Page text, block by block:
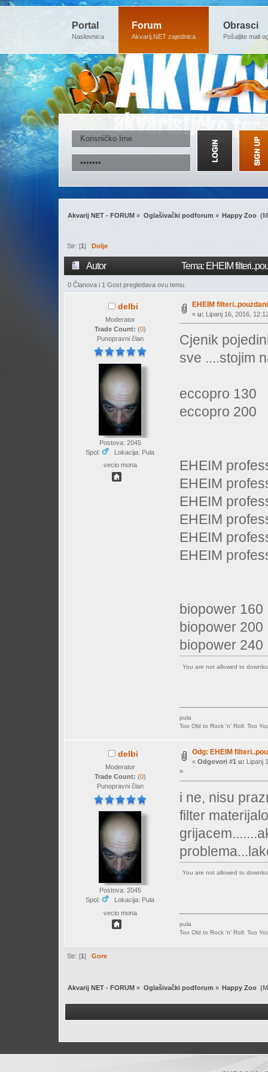
Portal
Naslovnica
Forum
Akvarij.NET zajednica
Obrasci
Pošaljite mali
Akvarij NET - FORUM » Oglašivački podforum » Happy Zoo
Str: [1] Dolje
Autor Tema: EHEIM
0 Članova i 1 Gost pregledava ovu temu.
delbi
Moderator
Trade Count: (0)
Punopravni član
Postova: 2045
Spol:
Lokacija: Pula
vecio mona
EHEIM
« u: Lipanj 16, 2016,
Cjenik
sve ....stojim
eccopro
eccopro
EHEIM
EHEIM
EHEIM
EHEIM
EHEIM
EHEIM
biopower
biopower
biopower
You are not allowed to
pula
Too Old to Rock 'n' Roll: Too
delbi
Moderator
Trade Count: (0)
Punopravni član
Postova: 2045
Spol:
Lokacija: Pula
vecio mona
Odg: EHEIM
« Odgovori #1 u: Lipanj
»
i ne, nisu
filter
You are not allowed to
pula
Too Old to Rock 'n' Roll: Too
Str: [1]Gore
Akvarij NET - FORUM » Oglašivački podforum » Happy Zoo